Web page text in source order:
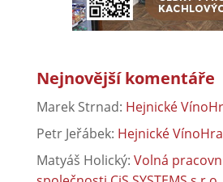
Nejnovější komentáře
Marek Strnad: Hejnické
Petr Jeřábek: Hejnické
Matyáš Holický: Volná